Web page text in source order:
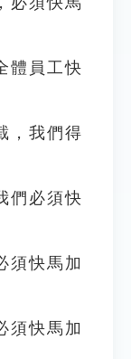
體員工快
，我們得
們必須快
須快馬加
須快馬加